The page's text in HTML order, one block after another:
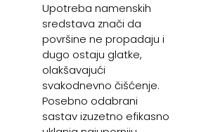
Upotreba namenskih
sredstava znači da
površine ne propadaju i
dugo ostaju glatke,
olakšavajući
svakodnevno čišćenje.
Posebno odabrani
sastav izuzetno efikasno